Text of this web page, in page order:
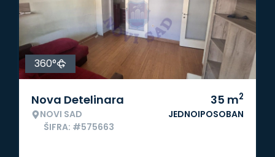
360°
Nova Detelinara
NOVI SAD
ŠIFRA: #575663
35 m2
JEDNOIPOSOBAN